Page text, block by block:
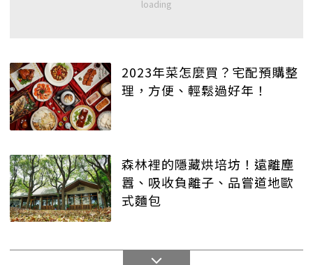
2023年菜怎麼買？宅配預購整
理，方便、輕鬆過好年！
森林裡的隱藏烘培坊！遠離塵
囂、吸收負離子、品嘗道地歐
式麵包